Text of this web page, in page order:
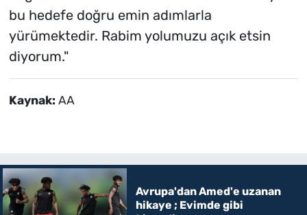
bu hedefe doğru emin adımlarla
yürümektedir. Rabim yolumuzu açık etsin
diyorum."
Kaynak: AA
Avrupa'dan Amed'e uzanan
hikaye ; Evimde gibi